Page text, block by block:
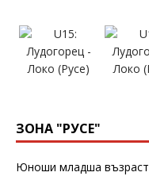
ЗОНА "РУСЕ"
Юноши младша възраст